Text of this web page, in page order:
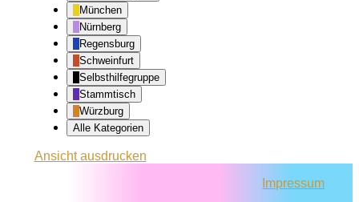
München
Nürnberg
Regensburg
Schweinfurt
Selbsthilfegruppe
Stammtisch
Würzburg
Alle Kategorien
Ansichtausdrucken
Impressum